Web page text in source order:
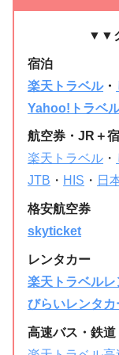
▼▼
宿泊
楽天トラベル・
Yahoo!トラベ
航空券・JR＋
楽天トラベル ・
JTB ・ HIS ・ 日
格安航空券
skyticket
レンタカー
楽天トラベル
びらいレンタカ
高速バス・鉄道